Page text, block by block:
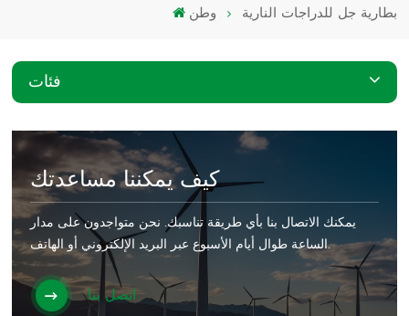
وطن بطارية جل للدراجات النارية
فئات
كيف يمكننا مساعدتك
يمكنك الاتصال بنا بأي طريقة تناسبك. نحن متواجدون على مدار
الساعة طوال أيام الأسبوع عبر البريد الإلكتروني أو الهاتف.
اتصل بنا